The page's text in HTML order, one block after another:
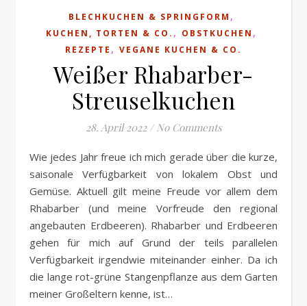
BLECHKUCHEN & SPRINGFORM ,
KUCHEN, TORTEN & CO. , OBSTKUCHEN ,
REZEPTE , VEGANE KUCHEN & CO.
Weißer Rhabarber-
Streuselkuchen
28. April 2022 / No Comments
Wie jedes Jahr freue ich mich gerade über die kurze,
saisonale Verfügbarkeit von lokalem Obst und
Gemüse. Aktuell gilt meine Freude vor allem dem
Rhabarber (und meine Vorfreude den regional
angebauten Erdbeeren). Rhabarber und Erdbeeren
gehen für mich auf Grund der teils parallelen
Verfügbarkeit irgendwie miteinander einher. Da ich
die lange rot-grüne Stangenpflanze aus dem Garten
meiner Großeltern kenne, ist…